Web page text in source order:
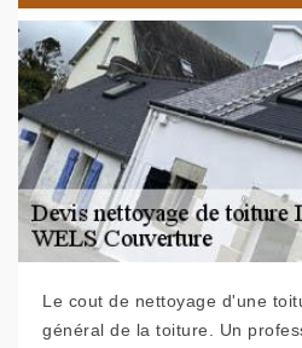
Le cout de nettoyage d'une
général de la toiture. Un